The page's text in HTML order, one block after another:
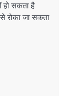
हो सकता है
रोका जा सकता